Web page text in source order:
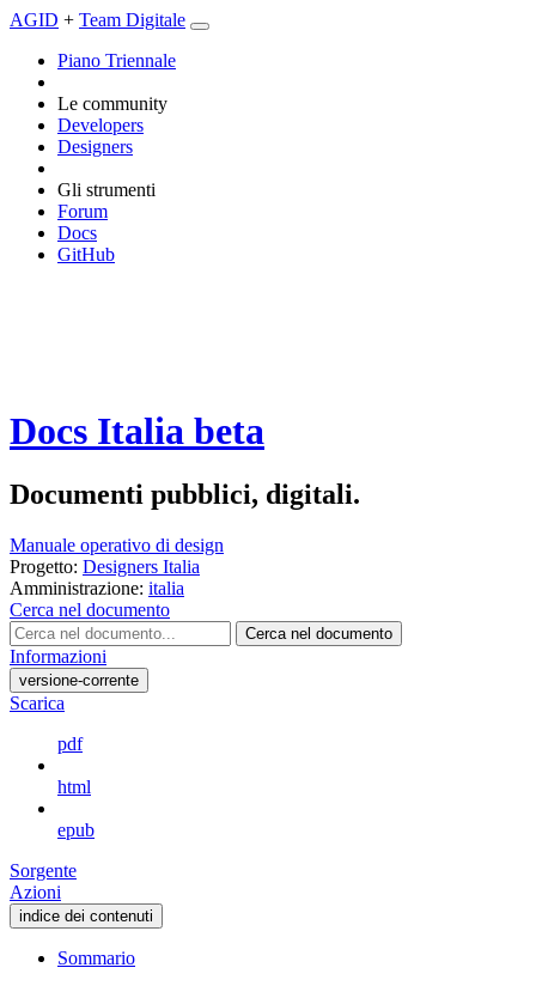
AGID + Team Digitale
Piano Triennale
Le community
Developers
Designers
Gli strumenti
Forum
Docs
GitHub
Docs Italia beta
Documenti pubblici, digitali.
Manuale operativo di design
Progetto: Designers Italia
Amministrazione: italia
Cerca nel documento
Cerca nel documento
Informazioni
versione-corrente
Scarica
pdf
html
epub
Sorgente
Azioni
indice dei contenuti
Sommario